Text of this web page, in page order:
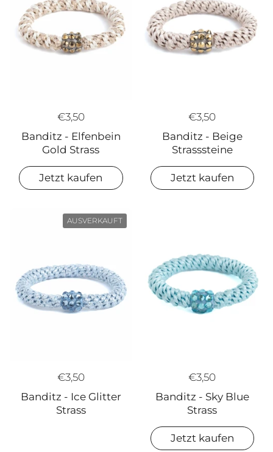
€3,50
Banditz - Elfenbein
Gold Strass
Jetzt kaufen
€3,50
Banditz - Beige
Strasssteine
Jetzt kaufen
€3,50
Banditz - Ice Glitter
Strass
AUSVERKAUFT
€3,50
Banditz - Sky Blue
Strass
Jetzt kaufen